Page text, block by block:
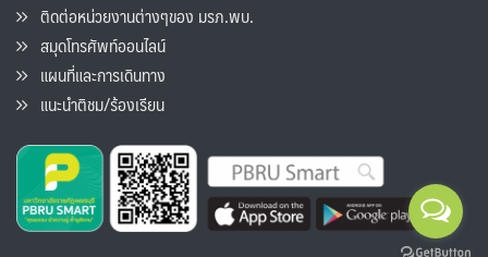
ติดต่อหน่วยงานต่างๆของ มรภ.พบ.
สมุดโทรศัพท์ออนไลน์
แผนที่และการเดินทาง
แนะนำติชม/ร้องเรียน